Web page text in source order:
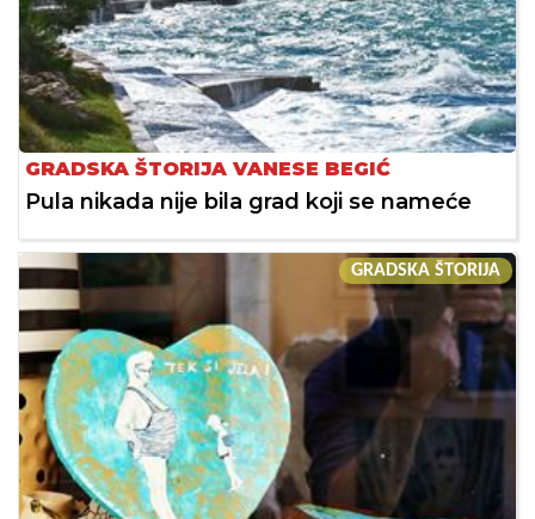
GRADSKA ŠTORIJA VANESE BEGIĆ
Pula nikada nije bila grad koji se nameće
GRADSKA ŠTORIJA